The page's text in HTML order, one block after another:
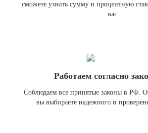
сможете узнать сумму и процентную
вас.
Работаем согласно
Соблюдаем все принятые законы в РФ.
вы выбираете надежного и